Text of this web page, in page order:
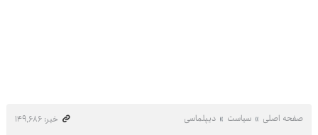
صفحه اصلی سیاست دیپلماسی
خبر: ۱۴۹٬۶۸۶